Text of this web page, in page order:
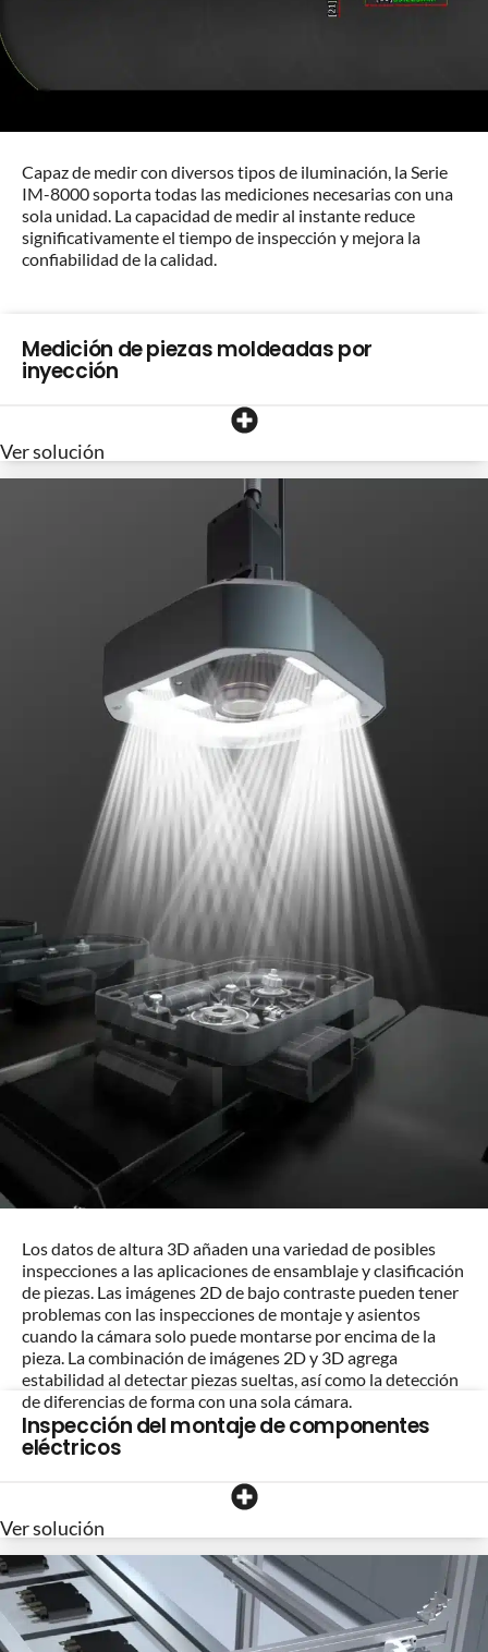
Capaz de medir con diversos tipos de iluminación, la Serie
IM-8000 soporta todas las mediciones necesarias con una
sola unidad. La capacidad de medir al instante reduce
significativamente el tiempo de inspección y mejora la
confiabilidad de la calidad.
Medición de piezas moldeadas por
inyección
Ver solución
Los datos de altura 3D añaden una variedad de posibles
inspecciones a las aplicaciones de ensamblaje y clasificación
de piezas. Las imágenes 2D de bajo contraste pueden tener
problemas con las inspecciones de montaje y asientos
cuando la cámara solo puede montarse por encima de la
pieza. La combinación de imágenes 2D y 3D agrega
estabilidad al detectar piezas sueltas, así como la detección
de diferencias de forma con una sola cámara.
Inspección del montaje de componentes
eléctricos
Ver solución